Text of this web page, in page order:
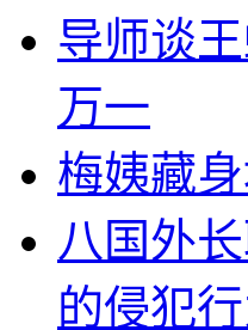
导师谈
万一
梅姨藏
八国外
的侵犯